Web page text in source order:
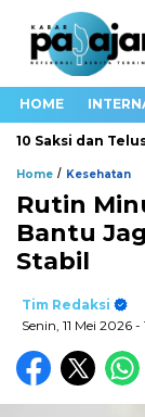
HOME
dan Telusuri
Home / Kesehatan
Rutin
Bantu
Stabil
Tim Redaksi
Senin, 11 Mei 2026 -